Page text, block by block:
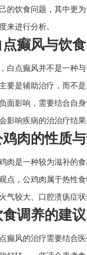
的饮食问题，其中更
来进行分析。
点癫风与饮
白点癫风并不是一种
要是辅助治疗，而不
面影响，需要结合自
影响疾病的治治疗结果
鸡肉的性质
肉是一种较为滋补的
点，公鸡肉属于热性
气较大、口腔溃疡症
食调养的建议
癫风的治疗需要结合